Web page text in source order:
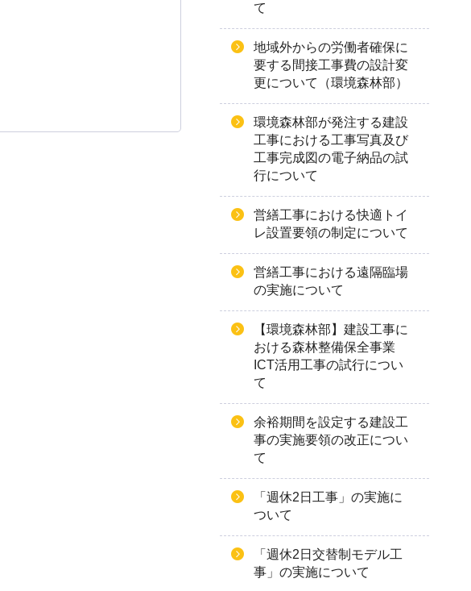
て
地域外からの労働者確保に
要する間接工事費の設計変
更について（環境森林部）
環境森林部が発注する建設
工事における工事写真及び
工事完成図の電子納品の試
行について
営繕工事における快適トイ
レ設置要領の制定について
営繕工事における遠隔臨場
の実施について
【環境森林部】建設工事に
おける森林整備保全事業
ICT活用工事の試行につい
て
余裕期間を設定する建設工
事の実施要領の改正につい
て
「週休2日工事」の実施に
ついて
「週休2日交替制モデル工
事」の実施について